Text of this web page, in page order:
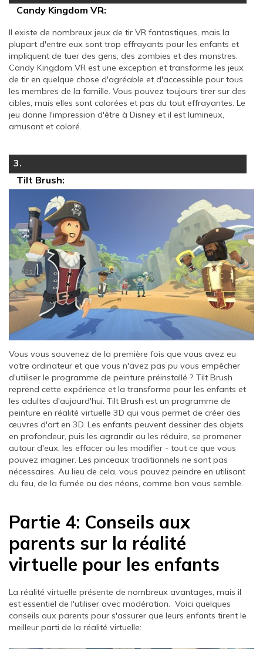
Candy Kingdom VR:
Il existe de nombreux jeux de tir VR fantastiques, mais la
plupart d'entre eux sont trop effrayants pour les enfants et
impliquent de tuer des gens, des zombies et des monstres.
Candy Kingdom VR est une exception et transforme les jeux
de tir en quelque chose d'agréable et d'accessible pour tous
les membres de la famille. Vous pouvez toujours tirer sur des
cibles, mais elles sont colorées et pas du tout effrayantes. Le
jeu donne l'impression d'être à Disney et il est lumineux,
amusant et coloré.
3.
Tilt Brush:
Vous vous souvenez de la première fois que vous avez eu
votre ordinateur et que vous n'avez pas pu vous empêcher
d'utiliser le programme de peinture préinstallé ? Tilt Brush
reprend cette expérience et la transforme pour les enfants et
les adultes d'aujourd'hui. Tilt Brush est un programme de
peinture en réalité virtuelle 3D qui vous permet de créer des
œuvres d'art en 3D. Les enfants peuvent dessiner des objets
en profondeur, puis les agrandir ou les réduire, se promener
autour d'eux, les effacer ou les modifier - tout ce que vous
pouvez imaginer. Les pinceaux traditionnels ne sont pas
nécessaires. Au lieu de cela, vous pouvez peindre en utilisant
du feu, de la fumée ou des néons, comme bon vous semble.
Partie 4: Conseils aux
parents sur la réalité
virtuelle pour les enfants
La réalité virtuelle présente de nombreux avantages, mais il
est essentiel de l'utiliser avec modération. Voici quelques
conseils aux parents pour s'assurer que leurs enfants tirent le
meilleur parti de la réalité virtuelle: